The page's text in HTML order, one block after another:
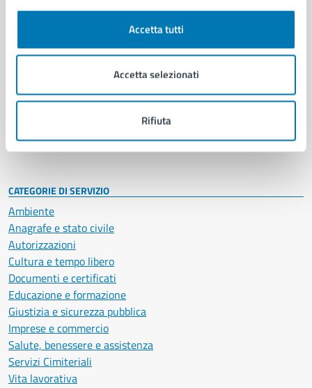
Accetta tutti
Accetta selezionati
Rifiuta
Aree amministrative
Uffici
Politici
Intranet, posta aziendale e protocollo
CATEGORIE DI SERVIZIO
Ambiente
Anagrafe e stato civile
Autorizzazioni
Cultura e tempo libero
Documenti e certificati
Educazione e formazione
Giustizia e sicurezza pubblica
Imprese e commercio
Salute, benessere e assistenza
Servizi Cimiteriali
Vita lavorativa